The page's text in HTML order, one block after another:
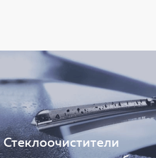
Стеклоочистители